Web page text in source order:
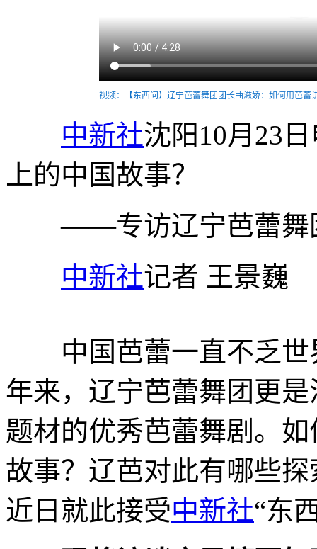
视频：【东西问】辽宁芭蕾舞团团长曲滋娇：如何用芭蕾
中新社沈阳10月23
上的中国故事？
——专访辽宁芭蕾舞
中新社记者 王景巍
中国芭蕾一直不乏世
年来，辽宁芭蕾舞团更
题材的优秀芭蕾舞剧。
故事？辽芭对此有哪些
近日就此接受中新社“东